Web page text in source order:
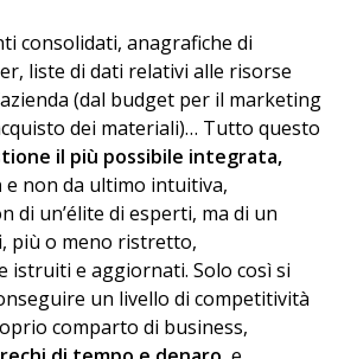
consolidati, anagrafiche di
liste di dati relativi alle risorse
(dal budget per il marketing
dei materiali)… Tutto questo
il più possibile integrata,
e non da ultimo intuitiva,
di un’élite di esperti, ma di un
più o meno ristretto,
istruiti e aggiornati. Solo così si
un livello di competitività
comparto di business,